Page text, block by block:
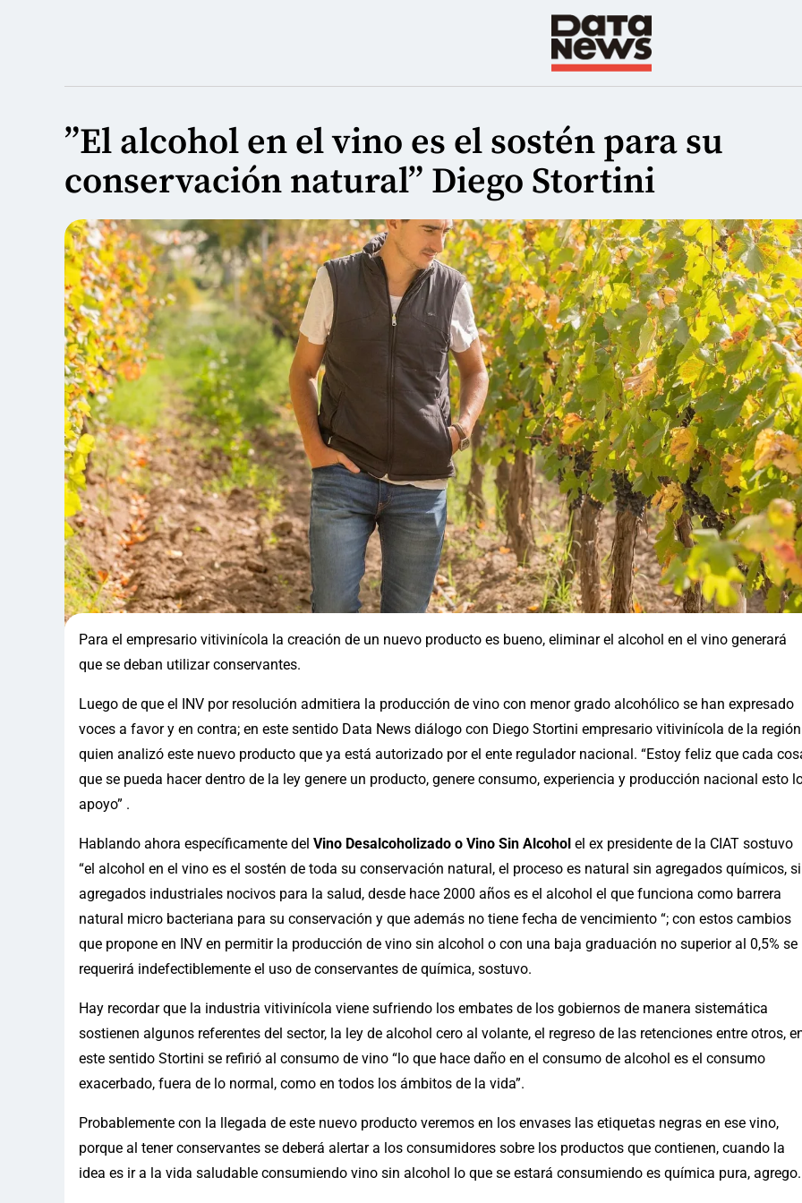
”El alcohol en el vino es el sostén para su
conservación natural” Diego Stortini
Para el empresario vitivinícola la creación de un nuevo producto es bueno, eliminar el alcohol en el vino generará
que se deban utilizar conservantes.
Luego de que el INV por resolución admitiera la producción de vino con menor grado alcohólico se han expresado
voces a favor y en contra; en este sentido Data News diálogo con Diego Stortini empresario vitivinícola de la región
quien analizó este nuevo producto que ya está autorizado por el ente regulador nacional. “Estoy feliz que cada
que se pueda hacer dentro de la ley genere un producto, genere consumo, experiencia y producción nacional esto
apoyo” .
Hablando ahora específicamente del Vino Desalcoholizado o Vino Sin Alcohol el ex presidente de la CIAT sostuvo
“el alcohol en el vino es el sostén de toda su conservación natural, el proceso es natural sin agregados químicos,
agregados industriales nocivos para la salud, desde hace 2000 años es el alcohol el que funciona como barrera
natural micro bacteriana para su conservación y que además no tiene fecha de vencimiento “; con estos cambios
que propone en INV en permitir la producción de vino sin alcohol o con una baja graduación no superior al 0,5% se
requerirá indefectiblemente el uso de conservantes de química, sostuvo.
Hay recordar que la industria vitivinícola viene sufriendo los embates de los gobiernos de manera sistemática
sostienen algunos referentes del sector, la ley de alcohol cero al volante, el regreso de las retenciones entre otros,
este sentido Stortini se refirió al consumo de vino “lo que hace daño en el consumo de alcohol es el consumo
exacerbado, fuera de lo normal, como en todos los ámbitos de la vida”.
Probablemente con la llegada de este nuevo producto veremos en los envases las etiquetas negras en ese vino,
porque al tener conservantes se deberá alertar a los consumidores sobre los productos que contienen, cuando la
idea es ir a la vida saludable consumiendo vino sin alcohol lo que se estará consumiendo es química pura, agrego.